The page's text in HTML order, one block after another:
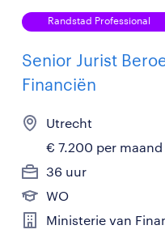
Randstad Professional
Senior Jurist
Financiën
Utrecht
€ 7.200 per maand
36 uur
WO
Ministerie van